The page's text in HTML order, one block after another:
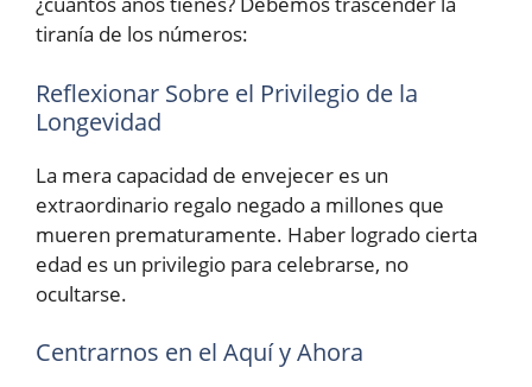
tiranía de los números:
Reflexionar Sobre el Privilegio de la
Longevidad
La mera capacidad de envejecer es un
extraordinario regalo negado a millones que
mueren prematuramente. Haber logrado cierta
edad es un privilegio para celebrarse, no
ocultarse.
Centrarnos en el Aquí y Ahora